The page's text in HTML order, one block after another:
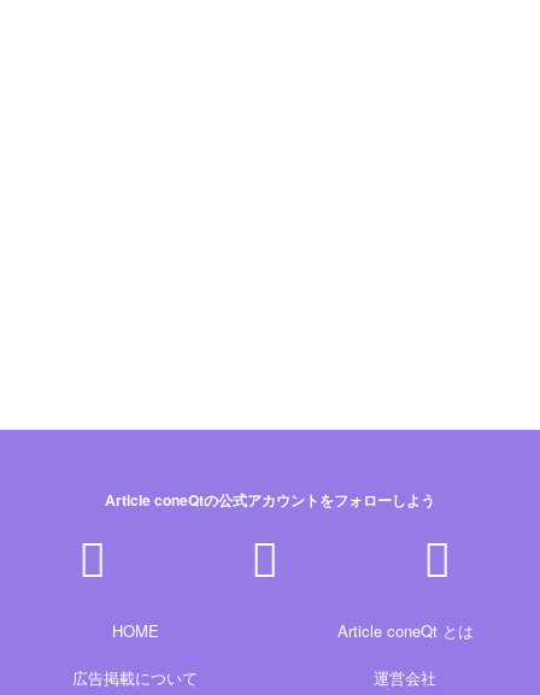
Article coneQtの公式アカウントをフォローしよう
HOME Article coneQt とは
広告掲載について 運営会社